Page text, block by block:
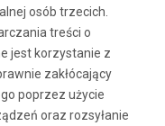
osób trzecich.
treści o
jest korzystanie z
zakłócający
poprzez użycie
oraz rozsyłanie